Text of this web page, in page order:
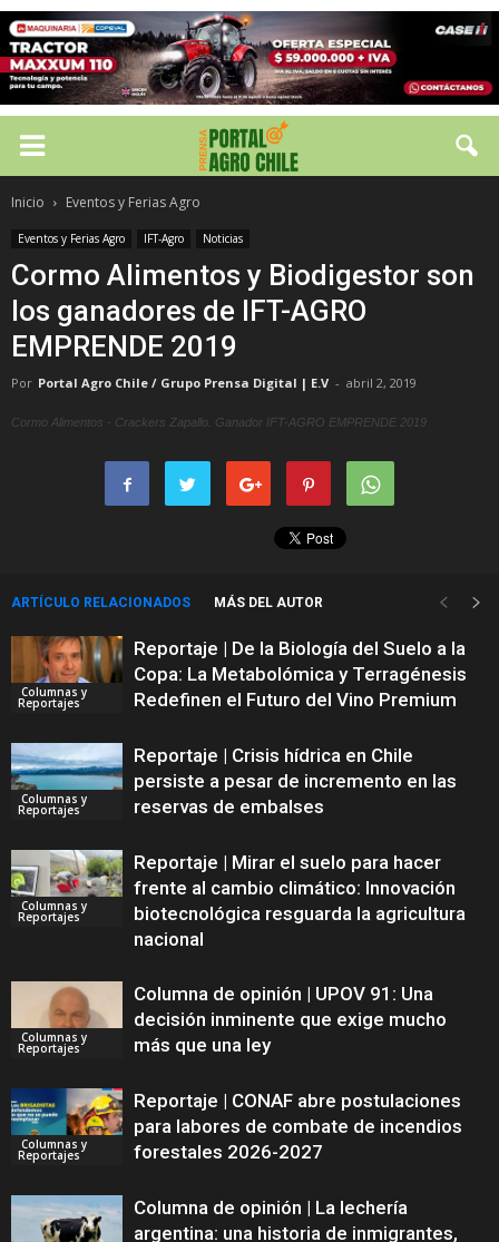
Inicio Eventos y Ferias Agro
Eventos y Ferias Agro IFT-Agro Noticias
Cormo Alimentos y Biodigestor son
los ganadores de IFT-AGRO
EMPRENDE 2019
Por Portal Agro Chile / Grupo Prensa Digital | E.V - abril 2, 2019
Cormo Alimentos - Crackers Zapallo. Ganador IFT-AGRO EMPRENDE 2019
ARTÍCULO RELACIONADOS MÁS DEL AUTOR
Columnas y
Reportajes
Reportaje | De la Biología del Suelo a la
Copa: La Metabolómica y Terragénesis
Redefinen el Futuro del Vino Premium
Columnas y
Reportajes
Reportaje | Crisis hídrica en Chile
persiste a pesar de incremento en las
reservas de embalses
Columnas y
Reportajes
Reportaje | Mirar el suelo para hacer
frente al cambio climático: Innovación
biotecnológica resguarda la agricultura
nacional
Columnas y
Reportajes
Columna de opinión | UPOV 91: Una
decisión inminente que exige mucho
más que una ley
Columnas y
Reportajes
Reportaje | CONAF abre postulaciones
para labores de combate de incendios
forestales 2026-2027
Columna de opinión | La lechería
argentina: una historia de inmigrantes,